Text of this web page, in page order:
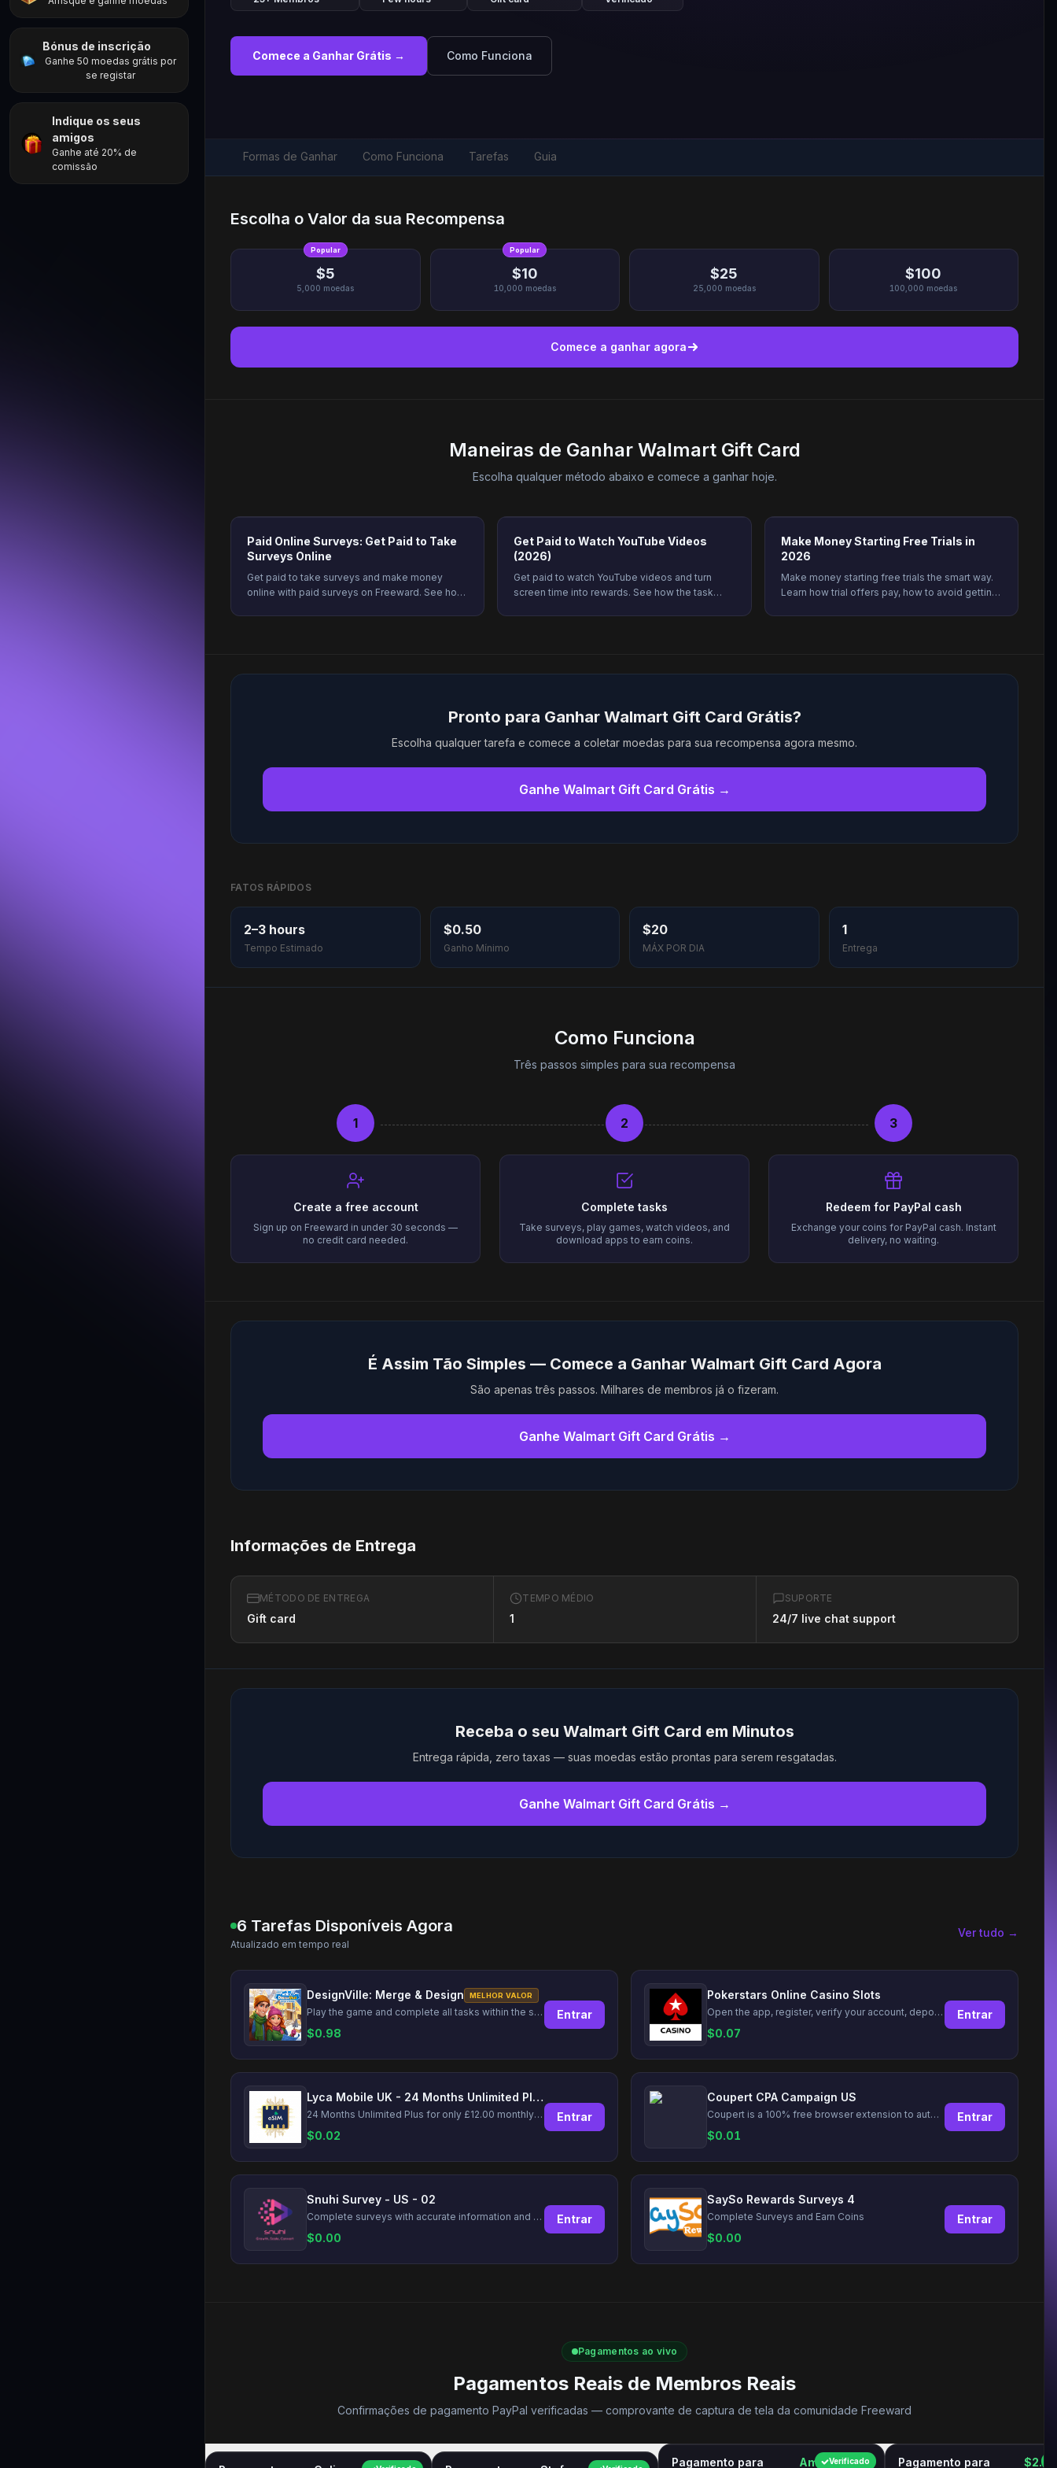
Bónus de inscrição
Ganhe 50 moedas grátis por
se registar
Indique os seus
amigos
Ganhe até 20% de
comissão
Comece a Ganhar Grátis → Como Funciona
Formas de Ganhar Como Funciona Tarefas Guia
Escolha o Valor da sua Recompensa
Popular
$5
5,000 moedas
Popular
$10
10,000 moedas
$25
25,000 moedas
$100
100,000 moedas
Comece a ganhar agora
Maneiras de Ganhar Walmart Gift Card
Escolha qualquer método abaixo e comece a ganhar hoje.
Paid Online Surveys: Get Paid to Take
Surveys Online
Get paid to take surveys and make money
online with paid surveys on Freeward. See how
Get Paid to Watch YouTube Videos
(2026)
Get paid to watch YouTube videos and turn
screen time into rewards. See how the task
Make Money Starting Free Trials in
2026
Make money starting free trials the smart way.
Learn how trial offers pay, how to avoid getting
Pronto para Ganhar Walmart Gift Card Grátis?
Escolha qualquer tarefa e comece a coletar moedas para sua recompensa agora mesmo.
Ganhe Walmart Gift Card Grátis →
FATOS RÁPIDOS
2–3 hours
Tempo Estimado
$0.50
Ganho Mínimo
$20
MÁX POR DIA
1
Entrega
Como Funciona
Três passos simples para sua recompensa
1
Create a free account
Sign up on Freeward in under 30 seconds —
no credit card needed.
2
Complete tasks
Take surveys, play games, watch videos, and
download apps to earn coins.
3
Redeem for PayPal cash
Exchange your coins for PayPal cash. Instant
delivery, no waiting.
É Assim Tão Simples — Comece a Ganhar Walmart Gift Card Agora
São apenas três passos. Milhares de membros já o fizeram.
Ganhe Walmart Gift Card Grátis →
Informações de Entrega
MÉTODO DE ENTREGA
Gift card
TEMPO MÉDIO
1
SUPORTE
24/7 live chat support
Receba o seu Walmart Gift Card em Minutos
Entrega rápida, zero taxas — suas moedas estão prontas para serem resgatadas.
Ganhe Walmart Gift Card Grátis →
6 Tarefas Disponíveis Agora
Atualizado em tempo real
Ver tudo →
DesignVille: Merge & Design MELHOR VALOR
Play the game and complete all tasks within the specified timeframes.
$0.98
Entrar
Pokerstars Online Casino Slots
Open the app, register, verify your account, deposit and wager a minimum of €10 using a valid credit card.
$0.07
Entrar
Lyca Mobile UK - 24 Months Unlimited Plus!
24 Months Unlimited Plus for only £12.00 monthly for the first 6 months, then £24. Activate your new service today for just £12.00 to earn reward.
$0.02
Entrar
Coupert CPA Campaign US
Coupert is a 100% free browser extension to automatically find and apply coupons, and offer cashback. Coupert will let you know if there are available coupons and a Cash Back reward available during your shopping journey.
$0.01
Entrar
Snuhi Survey - US - 02
Complete surveys with accurate information and earn up to $5 per survey!
$0.00
Entrar
SaySo Rewards Surveys 4
Complete Surveys and Earn Coins
$0.00
Entrar
Pagamentos ao vivo
Pagamentos Reais de Membros Reais
Confirmações de pagamento PayPal verificadas — comprovante de captura de tela da comunidade Freeward
Verificado
Pagamento para Amazon GC Pagamento para $2.06